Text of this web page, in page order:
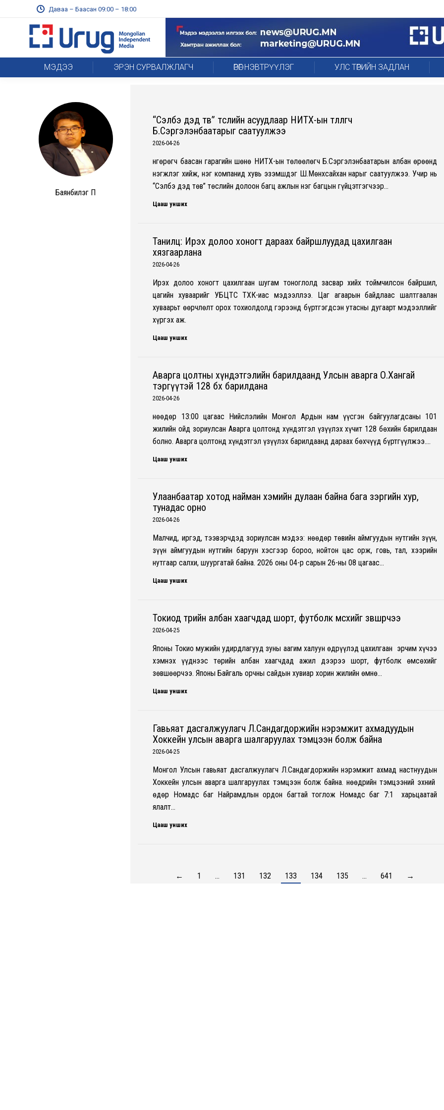
Даваа – Баасан 09:00 – 18:00
МЭДЭЭ ЭРЭН СУРВАЛЖЛАГЧ ӨРӨГ НЭВТРҮҮЛЭГ УЛС ТӨРИЙН ЗАДЛАН
Баянбилэг П
“Сэлбэ дэд төв” төслийн асуудлаар НИТХ-ын төлөөлөгч
Б.Сэргэлэнбаатарыг саатуулжээ
2026-04-26
Өнгөрөгч баасан гарагийн шөнө НИТХ-ын төлөөлөгч Б.Сэргэлэнбаатарын албан өрөөнд
нэгжлэг хийж, нэг компанид хувь эзэмшдэг Ш.Мөнхсайхан нарыг саатуулжээ. Учир нь
“Сэлбэ дэд төв” төслийн долоон багц ажлын нэг багцын гүйцэтгэгчээр…
Цааш унших
Танилц: Ирэх долоо хоногт дараах байршлуудад цахилгаан
хязгаарлана
2026-04-26
Ирэх долоо хоногт цахилгаан шугам тоноглолд засвар хийх тоймчилсон байршил,
цагийн хуваарийг УБЦТС ТӨХК-иас мэдээллээ. Цаг агаарын байдлаас шалтгаалан
хуваарьт өөрчлөлт орох тохиолдолд гэрээнд бүртгэгдсэн утасны дугаарт мэдээллийг
хүргэх аж.
Цааш унших
Аварга цолтны хүндэтгэлийн барилдаанд Улсын аварга О.Хангай
тэргүүтэй 128 бөх барилдана
2026-04-26
Өнөөдөр 13:00 цагаас Нийслэлийн Монгол Ардын нам үүсгэн байгуулагдсаны 101
жилийн ойд зориулсан Аварга цолтонд хүндэтгэл үзүүлэх хүчит 128 бөхийн барилдаан
болно. Аварга цолтонд хүндэтгэл үзүүлэх барилдаанд дараах бөхчүүд бүртгүүлжээ.…
Цааш унших
Улаанбаатар хотод найман хэмийн дулаан байна бага зэргийн хур,
тунадас орно
2026-04-26
Малчид, иргэд, тээвэрчдэд зориулсан мэдээ: Өнөөдөр төвийн аймгуудын нутгийн зүүн,
зүүн аймгуудын нутгийн баруун хэсгээр бороо, нойтон цас орж, говь, тал, хээрийн
нутгаар салхи, шуургатай байна. 2026 оны 04-р сарын 26-ны 08 цагаас…
Цааш унших
Токиод төрийн албан хаагчдад шорт, футболк өмсөхийг зөвшөөрчээ
2026-04-25
Японы Токио мужийн удирдлагууд зуны аагим халуун өдрүүлэд цахилгаан эрчим хүчээ
хэмнэх үүднээс төрийн албан хаагчдад ажил дээрээ шорт, футболк өмсөхийг
зөвшөөрчээ. Японы Байгаль орчны сайдын хувиар хорин жилийн өмнө…
Цааш унших
Гавьяат дасгалжуулагч Л.Сандагдоржийн нэрэмжит ахмадуудын
Хоккейн улсын аварга шалгаруулах тэмцээн болж байна
2026-04-25
Монгол Улсын гавьяат дасгалжуулагч Л.Сандагдоржийн нэрэмжит ахмад настнуудын
Хоккейн улсын аварга шалгаруулах тэмцээн болж байна. Өнөөдрийн тэмцээний эхний
өдөр Номадс баг Найрамдлын ордон багтай тоглож Номадс баг 7:1 харьцаатай
ялалт…
Цааш унших
← 1 … 131 132 133 134 135 … 641 →